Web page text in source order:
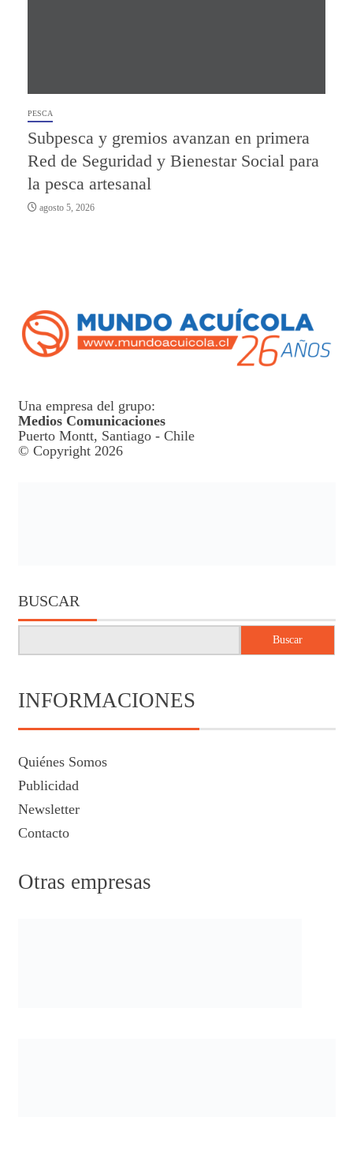
PESCA
Subpesca y gremios avanzan en primera
Red de Seguridad y Bienestar Social para
la pesca artesanal
agosto 5, 2026
Una empresa del grupo:
Medios Comunicaciones
Puerto Montt, Santiago - Chile
© Copyright 2026
BUSCAR
Buscar
INFORMACIONES
Quiénes Somos
Publicidad
Newsletter
Contacto
Otras empresas